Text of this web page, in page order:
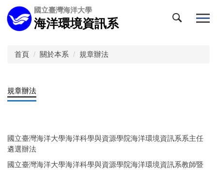
跳
到
主
國立臺灣海洋大學
海洋環境資訊系
首頁 關於本系 規章辦法
規章辦法
國立臺灣海洋大學海洋科學與資源學院海洋環境資訊系系主任
遴選辦法
國立臺灣海洋大學海洋科學與資源學院海洋環境資訊系教師暨